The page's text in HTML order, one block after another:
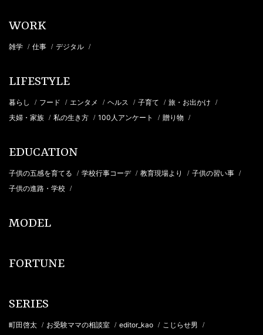
WORK
雑学 / 仕事 / デジタル /
LIFESTYLE
暮らし / フード / エンタメ / ヘルス / 子育て / 旅・お出かけ /
夫婦・家族 / 私の生き方 / 100人アンケート / 贈り物 /
EDUCATION
子供の五感を育てる / 学校行事コーデ / 教育現場より / 子供の習い事 /
子供の進路・学校 /
MODEL
FORTUNE
SERIES
町田啓太 / お受験ママの相談室 / editor_kao / こじらせ男 /